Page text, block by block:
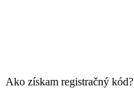
Ako získam registračný kód?